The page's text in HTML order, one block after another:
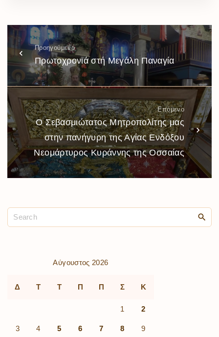
Προηγούμενο
Πρωτοχρονιά στή Μεγάλη Παναγία
Επόμενο
Ο Σεβασμιώτατος Μητροπολίτης μας
στην πανήγυρη της Αγίας Ενδόξου
Νεομάρτυρος Κυράννης της Οσσαίας
Αύγουστος 2026
Δ Τ Τ Π Π Σ Κ
1 2
3 4 5 6 7 8 9